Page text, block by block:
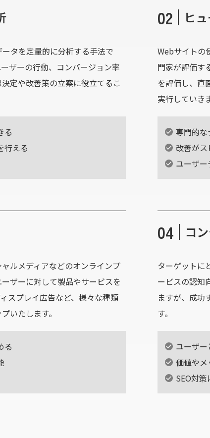
タを定量的に分析する手法で
ザーの行動、コンバージョン率
定や改善策の立案に役立てるこ
る
行える
02 ヒ
Webサイトの
門家が評価す
を評価し、直
実行していき
専門的な
改善がス
ユーザ
ルメディアなどのオンラインプ
ザーに対して製品やサービスを
スプレイ広告など、様々な種類
いたします。
る
04 コ
ターゲットに
ービスの認知
ますが、成功
す。
ユーザ
価値や
SEO対